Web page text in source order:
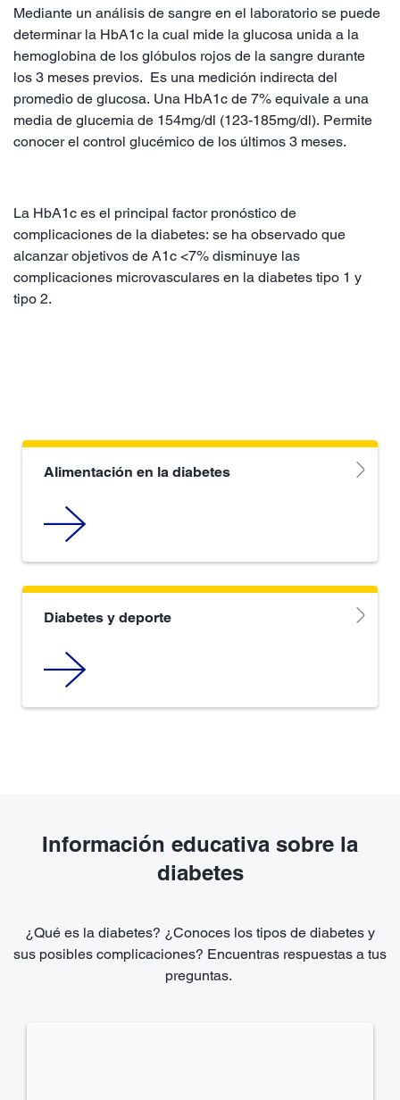
Mediante un análisis de sangre en el laboratorio se puede
determinar la HbA1c la cual mide la glucosa unida a la
hemoglobina de los glóbulos rojos de la sangre durante
los 3 meses previos. Es una medición indirecta del
promedio de glucosa. Una HbA1c de 7% equivale a una
media de glucemia de 154mg/dl (123-185mg/dl). Permite
conocer el control glucémico de los últimos 3 meses.
La HbA1c es el principal factor pronóstico de
complicaciones de la diabetes: se ha observado que
alcanzar objetivos de A1c <7% disminuye las
complicaciones microvasculares en la diabetes tipo 1 y
tipo 2.
Alimentación en la diabetes
Diabetes y deporte
Información educativa sobre la
diabetes
¿Qué es la diabetes? ¿Conoces los tipos de diabetes y
sus posibles complicaciones? Encuentras respuestas a tus
preguntas.